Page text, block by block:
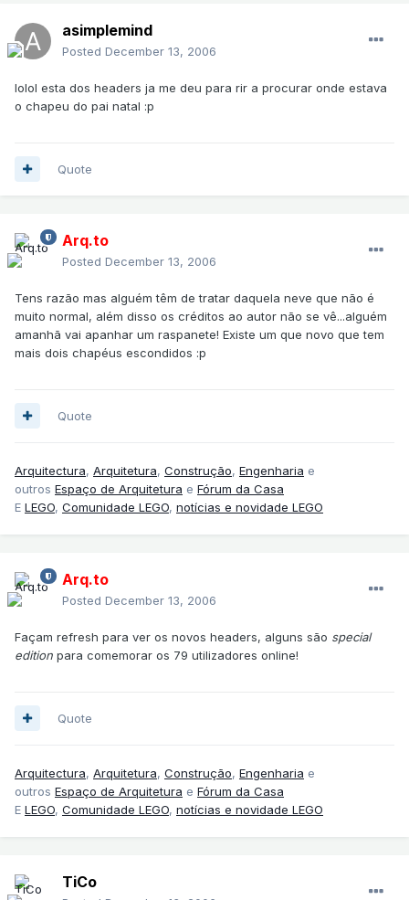
asimplemind
Posted December 13, 2006
lolol esta dos headers ja me deu para rir a procurar onde estava
o chapeu do pai natal :p
Quote
Arq.to
Posted December 13, 2006
Tens razão mas alguém têm de tratar daquela neve que não é
muito normal, além disso os créditos ao autor não se vê...alguém
amanhã vai apanhar um raspanete! Existe um que novo que tem
mais dois chapéus escondidos :p
Quote
Arquitectura, Arquitetura, Construção, Engenharia e
outros Espaço de Arquitetura e Fórum da Casa
E LEGO, Comunidade LEGO, notícias e novidade LEGO
Arq.to
Posted December 13, 2006
Façam refresh para ver os novos headers, alguns são special
edition para comemorar os 79 utilizadores online!
Quote
Arquitectura, Arquitetura, Construção, Engenharia e
outros Espaço de Arquitetura e Fórum da Casa
E LEGO, Comunidade LEGO, notícias e novidade LEGO
TiCo